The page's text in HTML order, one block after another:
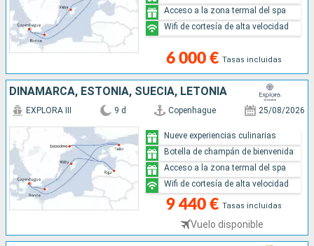
6 000 € Tasas incluidas
Acceso a la zona termal del spa
Wifi de cortesía de alta velocidad
DINAMARCA, ESTONIA, SUECIA, LETONIA
EXPLORA III 9 d Copenhague 25/08/2026
9 440 € Tasas incluidas
Vuelo disponible
Nueve experiencias culinarias
Botella de champán de bienvenida
Acceso a la zona termal del spa
Wifi de cortesía de alta velocidad